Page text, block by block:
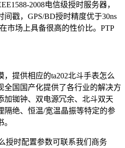
2008电信级授时服务器，
戳，GPS/BD授时精度优于30ns
市场上具备很高的性价比。PTP
提供相应的ta202北斗手表怎么
全国国产化提供了各行业的解决方
加铷钟、双电源冗余、北斗双天
隔绝、恒温/宽温晶振等特定的参
授时配置参数可联系我们商务